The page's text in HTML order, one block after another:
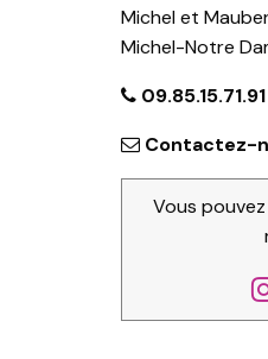
Michel et
Michel-Notre
09.85.15.71.91
Contactez-
Vous